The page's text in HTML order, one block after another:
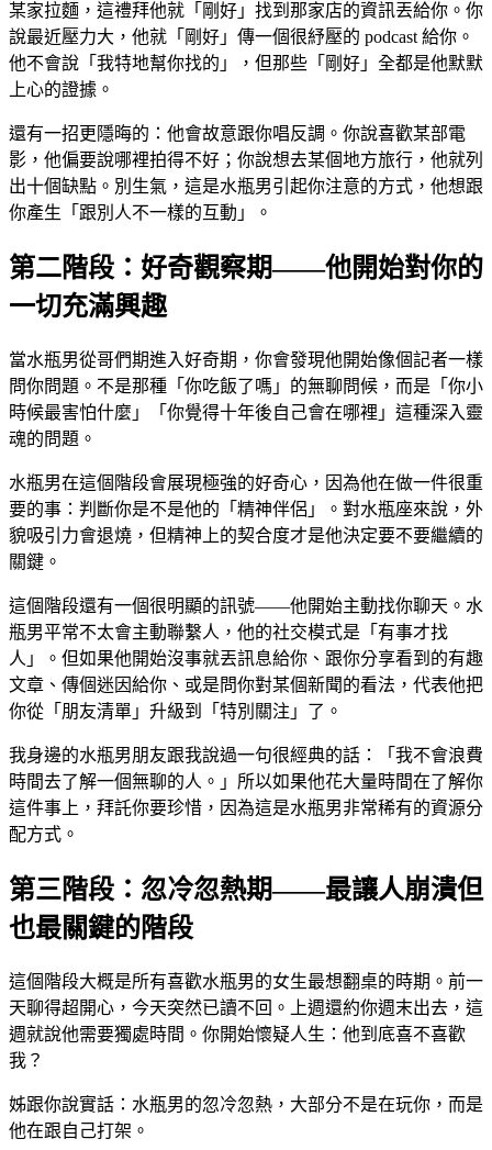
某家拉麵，這禮拜他就「剛好」找到那家店的資訊丟給你。你
說最近壓力大，他就「剛好」傳一個很紓壓的 podcast 給你。
他不會說「我特地幫你找的」，但那些「剛好」全都是他默默
上心的證據。
還有一招更隱晦的：他會故意跟你唱反調。你說喜歡某部電
影，他偏要說哪裡拍得不好；你說想去某個地方旅行，他就列
出十個缺點。別生氣，這是水瓶男引起你注意的方式，他想跟
你產生「跟別人不一樣的互動」。
第二階段：好奇觀察期——他開始對你的
一切充滿興趣
當水瓶男從哥們期進入好奇期，你會發現他開始像個記者一樣
問你問題。不是那種「你吃飯了嗎」的無聊問候，而是「你小
時候最害怕什麼」「你覺得十年後自己會在哪裡」這種深入靈
魂的問題。
水瓶男在這個階段會展現極強的好奇心，因為他在做一件很重
要的事：判斷你是不是他的「精神伴侶」。對水瓶座來說，外
貌吸引力會退燒，但精神上的契合度才是他決定要不要繼續的
關鍵。
這個階段還有一個很明顯的訊號——他開始主動找你聊天。水
瓶男平常不太會主動聯繫人，他的社交模式是「有事才找
人」。但如果他開始沒事就丟訊息給你、跟你分享看到的有趣
文章、傳個迷因給你、或是問你對某個新聞的看法，代表他把
你從「朋友清單」升級到「特別關注」了。
我身邊的水瓶男朋友跟我說過一句很經典的話：「我不會浪費
時間去了解一個無聊的人。」所以如果他花大量時間在了解你
這件事上，拜託你要珍惜，因為這是水瓶男非常稀有的資源分
配方式。
第三階段：忽冷忽熱期——最讓人崩潰但
也最關鍵的階段
這個階段大概是所有喜歡水瓶男的女生最想翻桌的時期。前一
天聊得超開心，今天突然已讀不回。上週還約你週末出去，這
週就說他需要獨處時間。你開始懷疑人生：他到底喜不喜歡
我？
姊跟你說實話：水瓶男的忽冷忽熱，大部分不是在玩你，而是
他在跟自己打架。